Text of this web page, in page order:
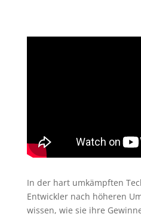
In der hart umkämpften
Entwickler nach höheren
wissen, wie sie ihre